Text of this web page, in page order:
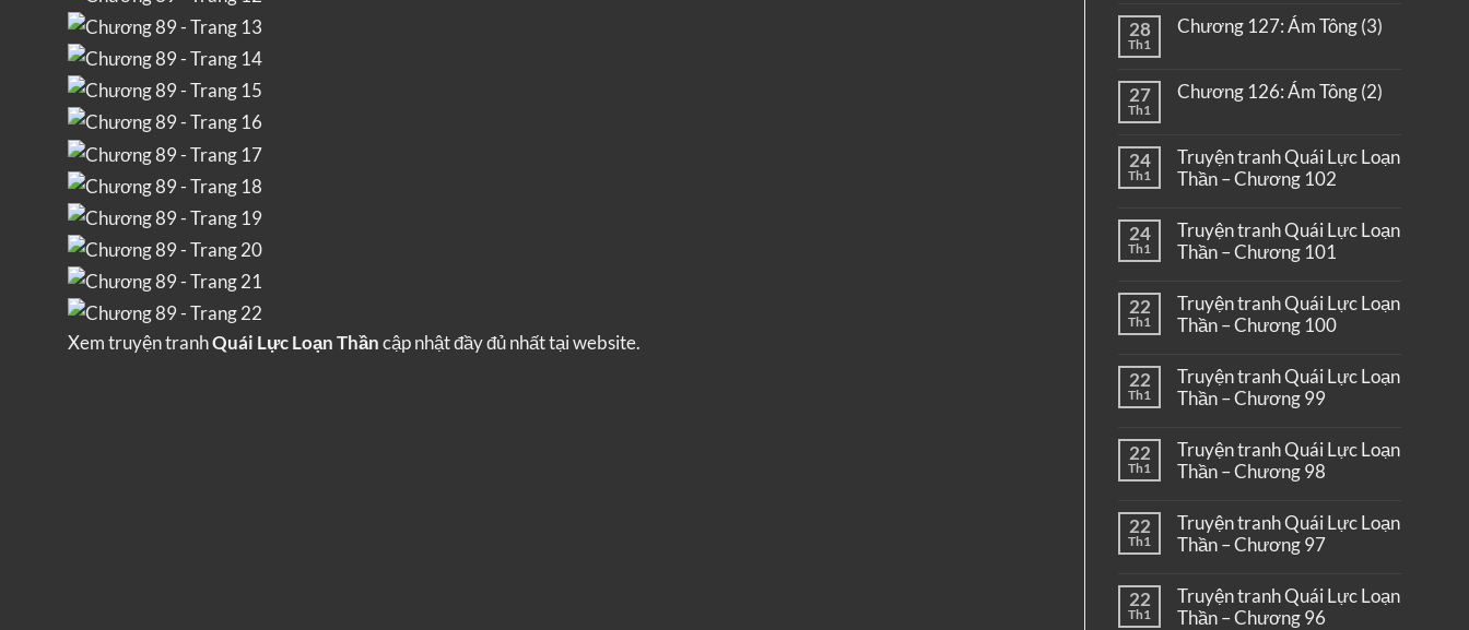
Xem truyện tranhQuái Lực Loạn Thầncập nhật đầy đủ nhất tại website.
28
Th1
Chương 127: Ám Tông (3)
27
Th1
Chương 126: Ám Tông (2)
24
Th1
Truyện tranh Quái Lực Loạn
Thần – Chương 102
24
Th1
Truyện tranh Quái Lực Loạn
Thần – Chương 101
22
Th1
Truyện tranh Quái Lực Loạn
Thần – Chương 100
22
Th1
Truyện tranh Quái Lực Loạn
Thần – Chương 99
22
Th1
Truyện tranh Quái Lực Loạn
Thần – Chương 98
22
Th1
Truyện tranh Quái Lực Loạn
Thần – Chương 97
22
Th1
Truyện tranh Quái Lực Loạn
Thần – Chương 96